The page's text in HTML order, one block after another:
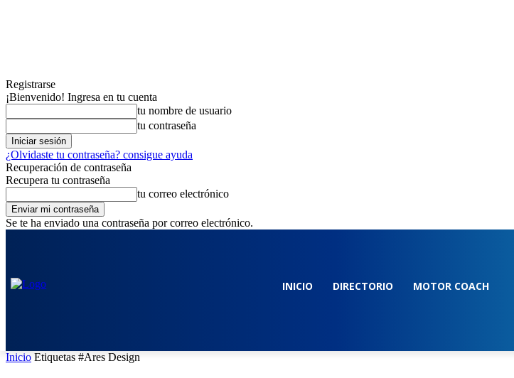
Registrarse
¡Bienvenido! Ingresa en tu cuenta
tu nombre de usuario
tu contraseña
¿Olvidaste tu contraseña? consigue ayuda
Recuperación de contraseña
Recupera tu contraseña
tu correo electrónico
Se te ha enviado una contraseña por correo electrónico.
INICIO DIRECTORIO MOTOR COACH
Inicio Etiquetas #Ares Design